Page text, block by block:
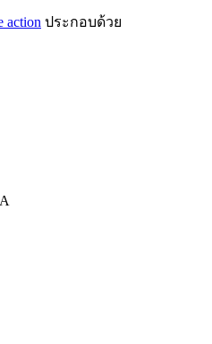
action ประกอบด้วย